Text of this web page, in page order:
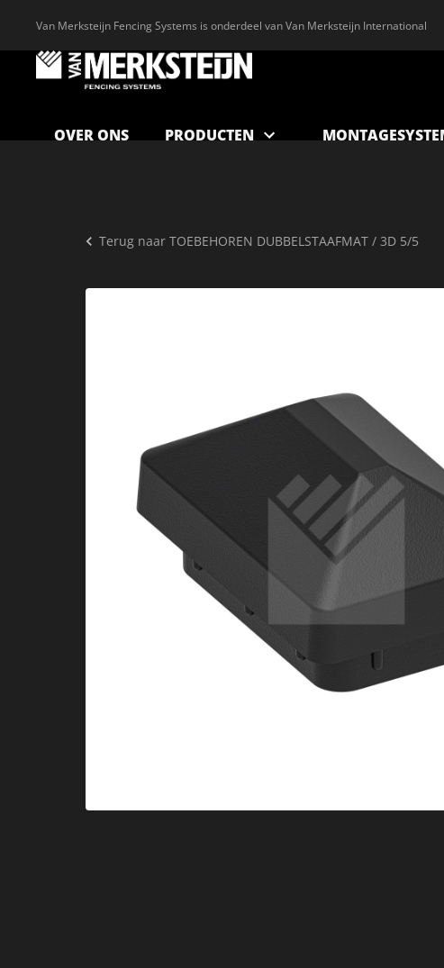
Van Merksteijn Fencing Systems is onderdeel van Van Merksteijn International
OVER ONS PRODUCTEN
Terug naar TOEBEHOREN DUBBELSTAAFMAT / 3D 5/5